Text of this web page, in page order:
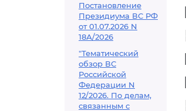
Постановление
Президиума ВС РФ
от 01.07.2026 N
18А/2026
"Тематический
обзор ВС
Российской
Федерации N
12/2026. По делам,
связанным с